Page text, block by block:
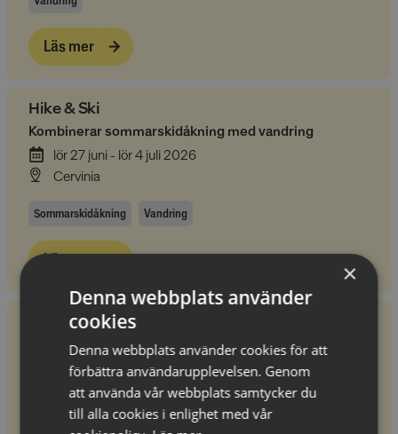
Läs mer
Hike & Ski
Kombinerar sommarskidåkning med vandring
lör 27 juni - lör 4 juli 2026
Cervinia
Sommarskidåkning Vandring
Läs mer
Alpin vandring
Medelsvåra vandringar
lör 27 juni - lör 4 juli 2026
Saalbach
×
Denna webbplats använder
cookies
Denna webbplats använder cookies för att
förbättra användarupplevelsen. Genom
att använda vår webbplats samtycker du
till alla cookies i enlighet med vår